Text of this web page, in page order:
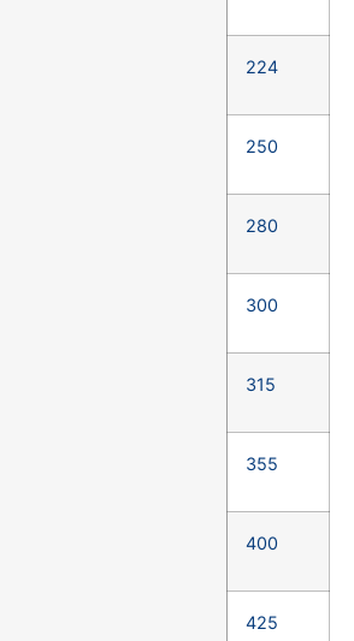
224
250
280
300
315
355
400
425